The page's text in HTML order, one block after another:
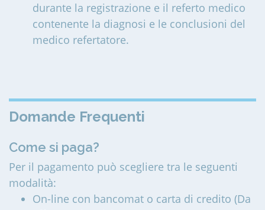
durante la registrazione e il referto medico
contenente la diagnosi e le conclusioni del
medico refertatore.
Domande Frequenti
Come si paga?
Per il pagamento può scegliere tra le seguenti
modalità:
On-line con bancomat o carta di credito (Da